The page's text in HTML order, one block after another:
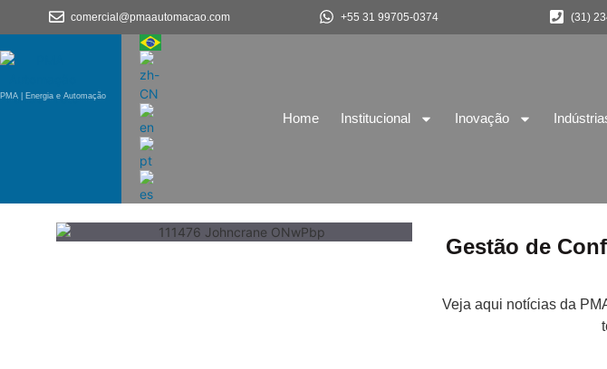
comercial@pmaautomacao.com +55 31 99705-0374 (31)
PMA | Energia e Automação
Home Institucional Inovação
Gestão de
Veja aqui notícias da